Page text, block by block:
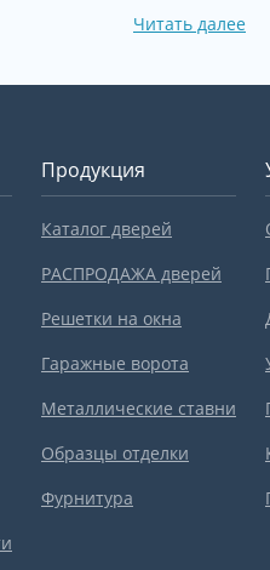
Читать далее
Продукция
Каталог дверей
РАСПРОДАЖА дверей
Решетки на окна
Гаражные ворота
Металлические ставни
Образцы отделки
Фурнитура